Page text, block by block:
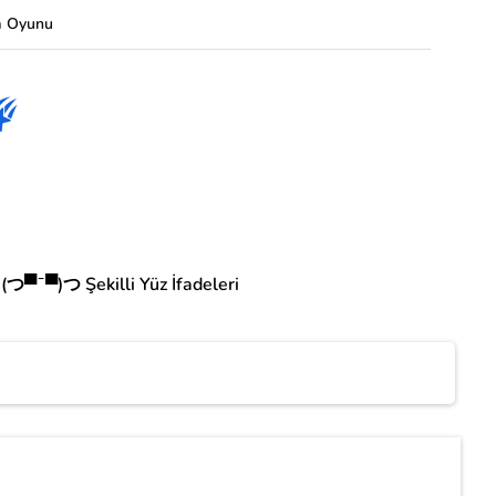
Oyunu
(つ▀¯▀)つ Şekilli Yüz İfadeleri